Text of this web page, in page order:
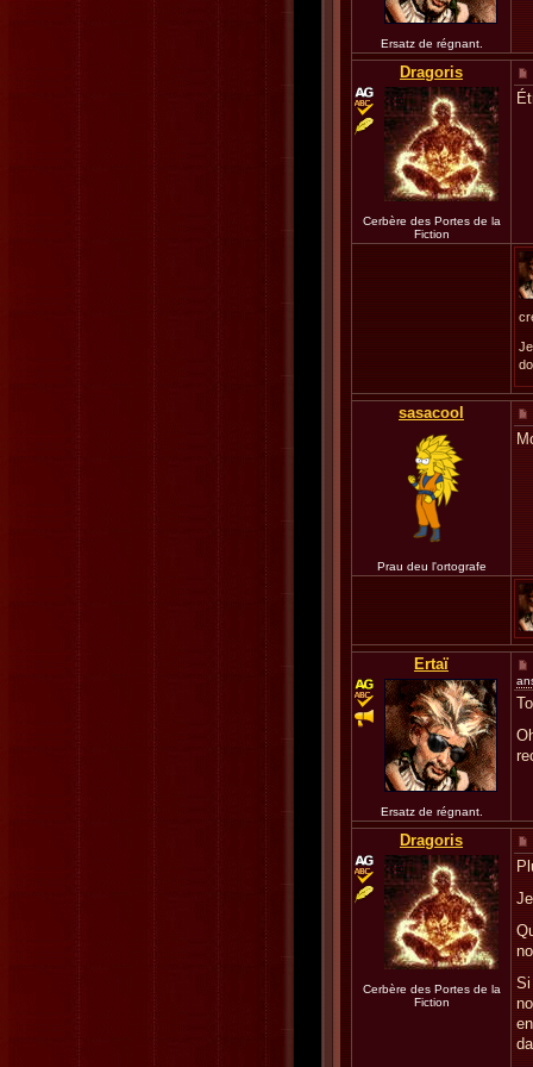
Ersatz de régnant.
Dragoris
Cerbère des Portes de la
Fiction
sasacool
Prau deu l'ortografe
Ertaï
Ersatz de régnant.
Dragoris
Cerbère des Portes de la
Fiction
Si